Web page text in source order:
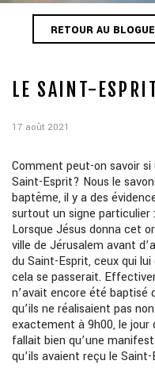
RETOUR AU BLOGUE
LE SAINT-
17 août 2021
Comment peut-on savoir
Saint-Esprit? Nous le
baptême, il y a des
surtout un signe particulier
Lorsque Jésus donna cet
ville de Jérusalem avant
du Saint-Esprit, ceux qui
cela se passerait.
n’avait encore été baptisé
qu’ils ne réalisaient pas
exactement à 9h00, le
fallait bien qu’une
qu’ils avaient reçu le